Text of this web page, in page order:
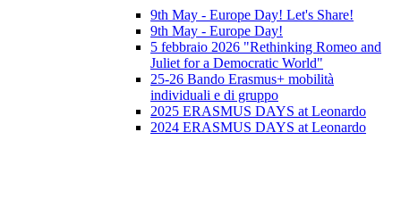
9th May - Europe Day! Let's Share!
9th May - Europe Day!
5 febbraio 2026 "Rethinking Romeo and
Juliet for a Democratic World"
25-26 Bando Erasmus+ mobilità
individuali e di gruppo
2025 ERASMUS DAYS at Leonardo
2024 ERASMUS DAYS at Leonardo